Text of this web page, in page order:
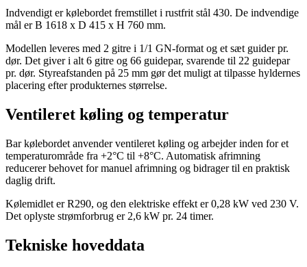
Indvendigt er kølebordet fremstillet i rustfrit stål 430. De indvendige
mål er B 1618 x D 415 x H 760 mm.
Modellen leveres med 2 gitre i 1/1 GN-format og et sæt guider pr.
dør. Det giver i alt 6 gitre og 66 guidepar, svarende til 22 guidepar
pr. dør. Styreafstanden på 25 mm gør det muligt at tilpasse hyldernes
placering efter produkternes størrelse.
Ventileret køling og temperatur
Bar kølebordet anvender ventileret køling og arbejder inden for et
temperaturområde fra +2°C til +8°C. Automatisk afrimning
reducerer behovet for manuel afrimning og bidrager til en praktisk
daglig drift.
Kølemidlet er R290, og den elektriske effekt er 0,28 kW ved 230 V.
Det oplyste strømforbrug er 2,6 kW pr. 24 timer.
Tekniske hoveddata